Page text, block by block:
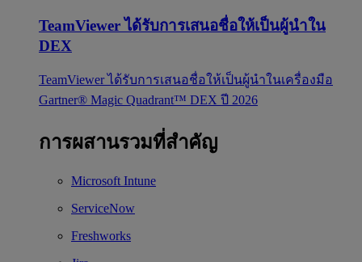
TeamViewer ได้รับการเสนอชื่อให้เป็นผู้นำใน
DEX
TeamViewer ได้รับการเสนอชื่อให้เป็นผู้นำในเครื่องมือ
Gartner® Magic Quadrant™ DEX ปี 2026
การผสานรวมที่สำคัญ
Microsoft Intune
ServiceNow
Freshworks